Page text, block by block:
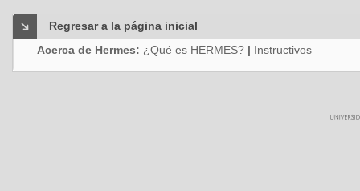
Regresar a la página inicial
Acerca de Hermes: ¿Qué es HERMES? | Instructivos